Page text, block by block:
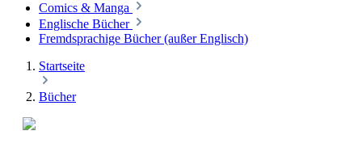
Comics & Manga
Englische Bücher
Fremdsprachige Bücher (außer Englisch)
Startseite
Bücher